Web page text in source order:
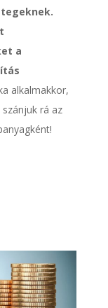
a
alkalmakkor,
rá az